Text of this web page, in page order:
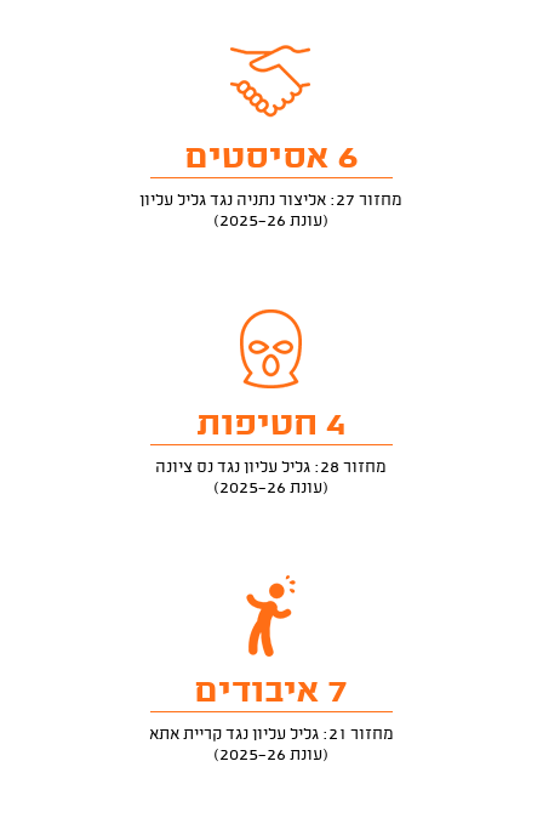
6 אסיסטים
מחזור 27: אליצור נתניה נגד גליל עליון
(עונת 2025-26)
4 חטיפות
מחזור 28: גליל עליון נגד נס ציונה
(עונת 2025-26)
7 איבודים
מחזור 21: גליל עליון נגד קריית אתא
(עונת 2025-26)